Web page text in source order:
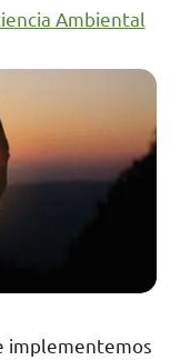
Ambiental
implementemos